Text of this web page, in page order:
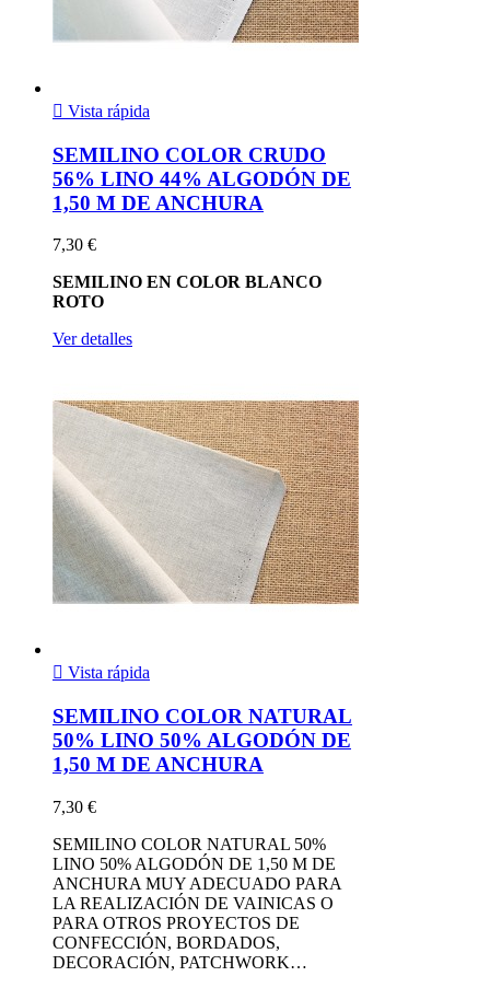
 Vista rápida
SEMILINO COLOR CRUDO
56% LINO 44% ALGODÓN DE
1,50 M DE ANCHURA
7,30 €
SEMILINO EN COLOR BLANCO
ROTO
Ver detalles
 Vista rápida
SEMILINO COLOR NATURAL
50% LINO 50% ALGODÓN DE
1,50 M DE ANCHURA
7,30 €
SEMILINO COLOR NATURAL 50%
LINO 50% ALGODÓN DE 1,50 M DE
ANCHURA MUY ADECUADO PARA
LA REALIZACIÓN DE VAINICAS O
PARA OTROS PROYECTOS DE
CONFECCIÓN, BORDADOS,
DECORACIÓN, PATCHWORK…